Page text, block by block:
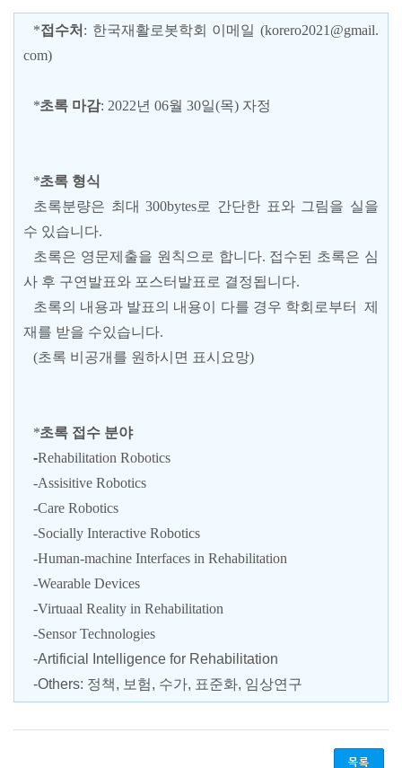
*접수처 : 한국재활로봇학회 이메일 (korero2021@gmail.
com)
*초록 마감: 2022년 06월 30일(목) 자정
*초록 형식
초록분량은 최대 300bytes로 간단한 표와 그림을 실을
수 있습니다.
초록은 영문제출을 원칙으로 합니다. 접수된 초록은 심
사 후 구연발표와 포스터발표로 결정됩니다.
초록의 내용과 발표의 내용이 다를 경우 학회로부터 제
재를 받을 수있습니다.
(초록 비공개를 원하시면 표시요망)
*초록 접수 분야
-Rehabilitation Robotics
-Assisitive Robotics
-Care Robotics
-Socially Interactive Robotics
-Human-machine Interfaces in Rehabilitation
-Wearable Devices
-Virtuaal Reality in Rehabilitation
-Sensor Technologies
-Artificial Intelligence for Rehabilitation
-Others: 정책, 보험, 수가, 표준화, 임상연구
목록